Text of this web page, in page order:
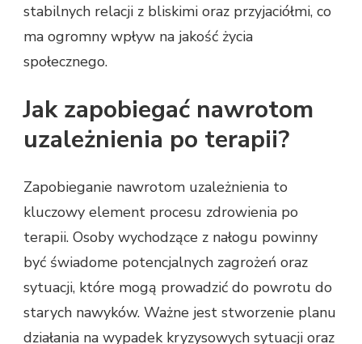
stabilnych relacji z bliskimi oraz przyjaciółmi, co
ma ogromny wpływ na jakość życia
społecznego.
Jak zapobiegać nawrotom
uzależnienia po terapii?
Zapobieganie nawrotom uzależnienia to
kluczowy element procesu zdrowienia po
terapii. Osoby wychodzące z nałogu powinny
być świadome potencjalnych zagrożeń oraz
sytuacji, które mogą prowadzić do powrotu do
starych nawyków. Ważne jest stworzenie planu
działania na wypadek kryzysowych sytuacji oraz